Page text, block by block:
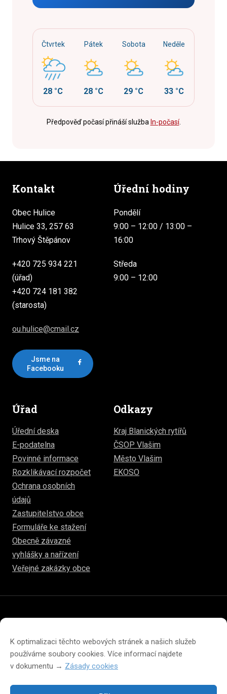
K optimalizaci těchto webových stránek a našich služeb
používáme soubory cookies. Více informací najdete
v dokumentu → Zásady cookies
Čtvrtek
28 °C
Pátek
28 °C
Sobota
29 °C
Neděle
33 °C
Předpověď počasí přináší služba In-počasí.
Kontakt
Obec Hulice
Hulice 33, 257 63
Trhový Štěpánov
+420 725 934 221
(úřad)
+420 724 181 382
(starosta)
ou.hulice@cmail.cz
Jsme na
Facebooku
Úřední hodiny
Pondělí
9:00 – 12:00 / 13:00 –
16:00
Středa
9:00 – 12:00
Úřad
Úřední deska
E-podatelna
Povinné informace
Rozklikávací rozpočet
Ochrana osobních
údajů
Zastupitelstvo obce
Formuláře ke stažení
Obecně závazné
vyhlášky a nařízení
Veřejné zakázky obce
Odkazy
Kraj Blanických rytířů
ČSOP Vlašim
Město Vlašim
EKOSO
Prohlášení o přístupnosti
Prohlášení o ochraně soukromí
Zásady cookies (EU)